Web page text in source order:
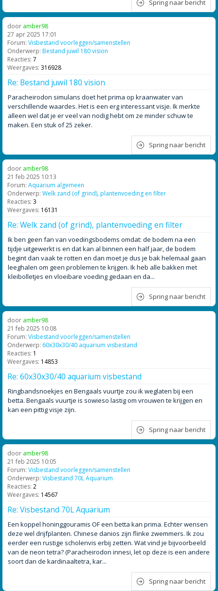
Spring naar bericht
door amber98
27 apr 2025 17:01
Forum: Visbestand voorleggen/samenstellen
Onderwerp: Bestand juwil 180 vision
Reacties: 7
Weergaves: 316928
Re: Bestand juwil 180 vision
Paracheirodon simulans doet het prima op kraanwater van
verschillende waardes. Het is een erg interessant visje. Ik merkte
alleen wel dat je er veel van nodig hebt om ze minder schuw te
maken. Een stuk of 25 zeker.
Spring naar bericht
door amber98
21 feb 2025 10:13
Forum: Aquarium algemeen
Onderwerp: Welk zand (of grind), plantenvoeding en filter
Reacties: 3
Weergaves: 16131
Re: Welk zand (of grind), plantenvoeding en filter
Ik ben geen fan van voedingsbodems omdat: de bodem na een
tijdje uitgewerkt is en dat kan al binnen een half jaar, de bodem
begint dan vaak te rotten en dan moet je dus je bak helemaal gaan
leeghalen om geen problemen te krijgen. Ik heb alle bakken met
kleibolletjes en vloeibare voeding gedaan en da...
Spring naar bericht
door amber98
21 feb 2025 10:08
Forum: Visbestand voorleggen/samenstellen
Onderwerp: 60x30x30/40 aquarium visbestand
Reacties: 1
Weergaves: 14853
Re: 60x30x30/40 aquarium visbestand
Ringbandsnoekjes en Bengaals vuurtje zou ik weglaten bij een
betta. Bengaals vuurtje is sowieso lastig om vrouwen te krijgen en
kan een pittig visje zijn.
Spring naar bericht
door amber98
21 feb 2025 10:05
Forum: Visbestand voorleggen/samenstellen
Onderwerp: Visbestand 70L Aquarium
Reacties: 2
Weergaves: 14567
Re: Visbestand 70L Aquarium
Een koppel honinggouramis OF een betta kan prima. Echter wensen
deze wel drijfplanten. Chinese danios zijn flinke zwemmers. Ik zou
eerder een rustige scholenvis erbij zetten. Wat vind je bijvoorbeeld
van de neon tetra? (Paracheirodon innesi, let op deze is een andere
soort dan de kardinaaltetra, kar...
Spring naar bericht